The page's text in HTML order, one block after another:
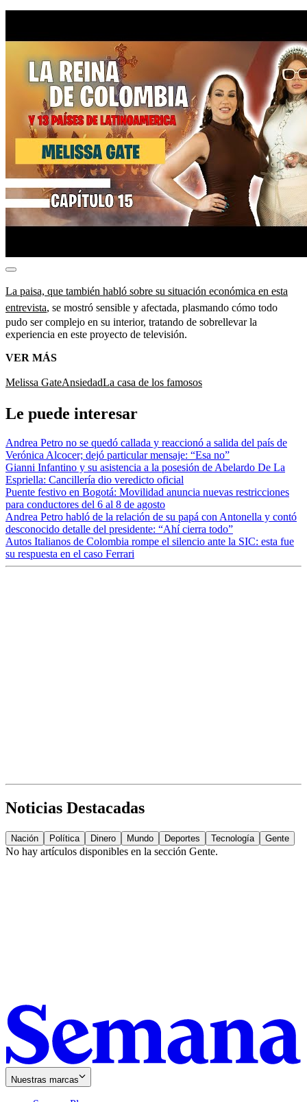
La paisa, que también habló sobre su situación económica en esta
entrevista, se mostró sensible y afectada, plasmando cómo todo
pudo ser complejo en su interior, tratando de sobrellevar la
experiencia en este proyecto de televisión.
VER MÁS
Melissa GateAnsiedadLa casa de los famosos
Le puede interesar
Andrea Petro no se quedó callada y reaccionó a salida del país de
Verónica Alcocer; dejó particular mensaje: “Esa no”
Gianni Infantino y su asistencia a la posesión de Abelardo De La
Espriella: Cancillería dio veredicto oficial
Puente festivo en Bogotá: Movilidad anuncia nuevas restricciones
para conductores del 6 al 8 de agosto
Andrea Petro habló de la relación de su papá con Antonella y contó
desconocido detalle del presidente: “Ahí cierra todo”
Autos Italianos de Colombia rompe el silencio ante la SIC: esta fue
su respuesta en el caso Ferrari
Noticias Destacadas
Nación Política Dinero Mundo Deportes Tecnología Gente
No hay artículos disponibles en la sección Gente.
Nuestras marcas